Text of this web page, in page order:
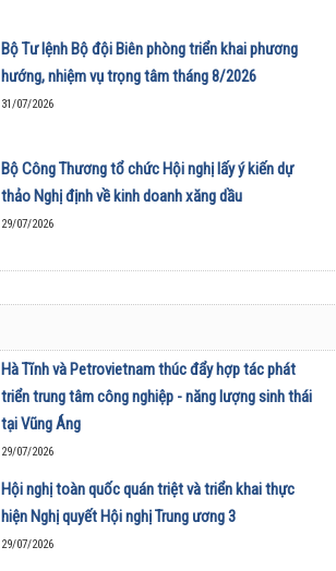
Bộ Tư lệnh Bộ đội Biên phòng triển khai phương
hướng, nhiệm vụ trọng tâm tháng 8/2026
31/07/2026
Bộ Công Thương tổ chức Hội nghị lấy ý kiến dự
thảo Nghị định về kinh doanh xăng dầu
29/07/2026
Hà Tĩnh và Petrovietnam thúc đẩy hợp tác phát
triển trung tâm công nghiệp - năng lượng sinh thái
tại Vũng Áng
29/07/2026
Hội nghị toàn quốc quán triệt và triển khai thực
hiện Nghị quyết Hội nghị Trung ương 3
29/07/2026